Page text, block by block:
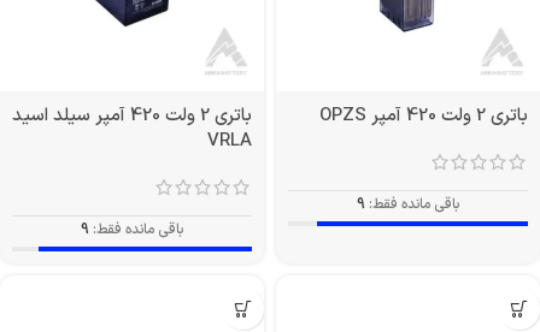
باتری 2 ولت 420 آمپر OPZS
باقی مانده فقط: 9
باتری 2 ولت 420 آمپر سیلد اسید
VRLA
باقی مانده فقط: 9